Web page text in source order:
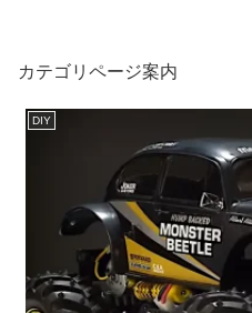
カテゴリページ案内
DIY